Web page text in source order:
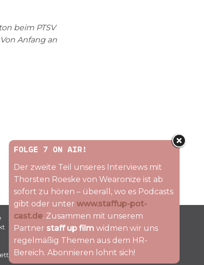
beim PTSV
Anfang an
Folge uns
FOLGE 7 ON AIR!
Der zweite Teil unseres Interviews mit
Thorsten Roeske von Wearonize ist ab
sofort zu hören – überall, wo es Podcasts
gibt oder unter www.staffup-pot-
cast.de. Zusammen mit unserem
Partner staff up film widmen wir uns
regelmäßig Themen aus dem HR-
Bereich. Abonnieren lohnt sich!